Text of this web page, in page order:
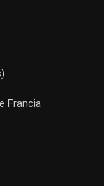
Francia